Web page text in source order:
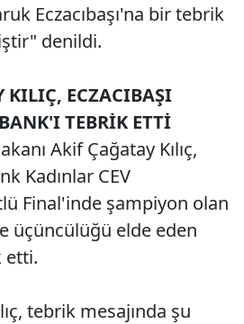
Eczacıbaşı'na bir tebrik
denildi.
KILIÇ, ECZACIBAŞI
TEBRİK ETTİ
Akif Çağatay Kılıç,
Kadınlar CEV
Final'inde şampiyon olan
üçüncülüğü elde eden
etti.
tebrik mesajında şu